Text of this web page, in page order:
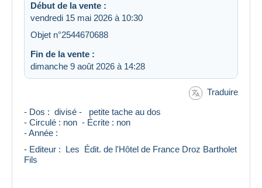
Début de la vente :
vendredi 15 mai 2026 à 10:30
Objet n°2544670688
Fin de la vente :
dimanche 9 août 2026 à 14:28
Traduire
- Dos : divisé - petite tache au dos
- Circulé : non - Écrite : non
- Année :
- Editeur : Les Édit. de l'Hôtel de France Droz Bartholet
Fils